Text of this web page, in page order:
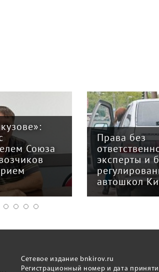
Союза
Права без
эксперты и
автошкол
Сетевое издание bnkirov.ru
Регистрационный номер и дата